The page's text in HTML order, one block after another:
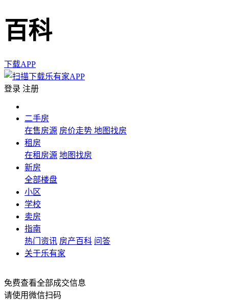
百科
下载APP
登录 注册
二手房
在售房源 房价走势 地图找房
租房
在租房源 地图找房
新房
全部楼盘
小区
学校
卖房
指南
热门资讯 房产百科 问答
关于乐有家
免费查看全部成交信息
请使用微信扫码